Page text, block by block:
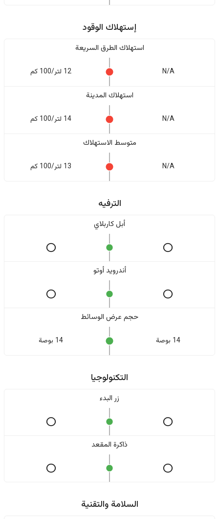
إستهلاك الوقود
استهلاك الطرق السريعة
N/A 12 لتر/100 كم
استهلاك المدينة
N/A 14 لتر/100 كم
متوسط الاستهلاك
N/A 13 لتر/100 كم
الترفيه
أبل كاربلاي
أندرويد أوتو
حجم عرض الوسائط
14 بوصة 14 بوصة
التكنولوجيا
زر البدء
ذاكرة المقعد
السلامة والتقنية